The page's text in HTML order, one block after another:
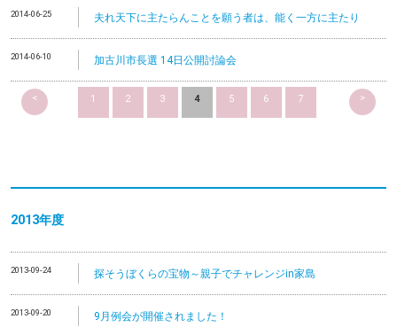
2014-06-25 夫れ天下に主たらんことを願う者は、能く一方に主たり
2014-06-10 加古川市長選 14日公開討論会
< 1 2 3 4 5 6 7 >
2013年度
2013-09-24 探そうぼくらの宝物～親子でチャレンジin家島
2013-09-20 9月例会が開催されました！